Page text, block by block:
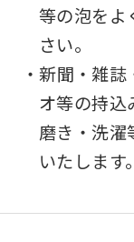
等の泡をよ
さい。
・新聞・雑
オ等の持込
磨き・洗濯
いたします。